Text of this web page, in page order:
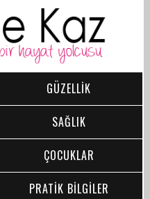
GÜZELLİK
SAĞLIK
ÇOCUKLAR
PRATİK BİLGİLER